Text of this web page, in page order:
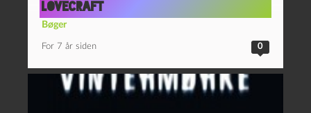
Lovecraft
Bøger
For 7 år siden 0